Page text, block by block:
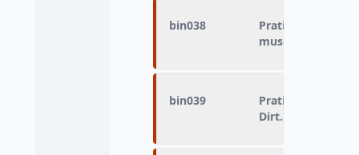
bin038
Pratique du
musculation
bin039
Pratique du sport
Dirt.)